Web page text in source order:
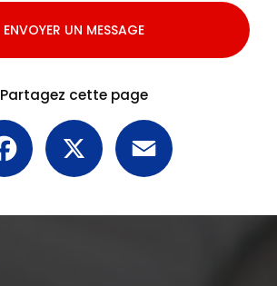
ENVOYER UN MESSAGE
Partagez cette page
Facebook